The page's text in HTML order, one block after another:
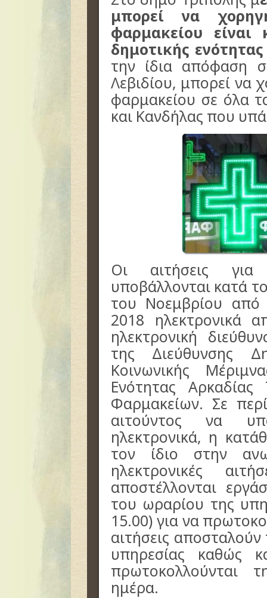
μπορεί να
φαρμακείου
δημοτικής
την ίδια απόφαση
Λεβιδίου, μπορεί να
φαρμακείου σε όλα
και Κανδήλας που
Οι αιτήσεις για
υποβάλλονται κατά
του Νοεμβρίου από
2018 ηλεκτρονικά
ηλεκτρονική
της Διεύθυνσης
Κοινωνικής
Eνότητας
Φαρμακείων. Σε
αιτούντος να
ηλεκτρονικά, η
τον ίδιο στην
ηλεκτρονικές
αποστέλλονται
του ωραρίου της
15.00) για να
αιτήσεις
υπηρεσίας καθώς
πρωτοκολλούνται
ημέρα.